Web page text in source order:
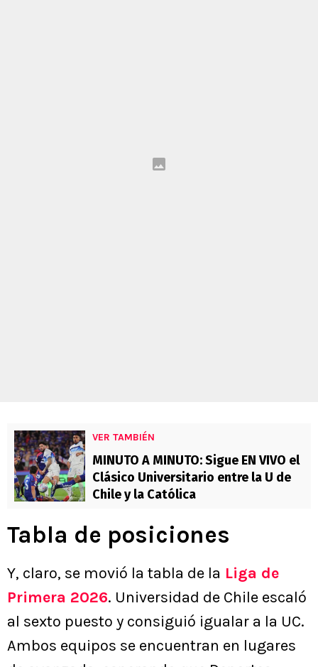
VER TAMBIÉN
MINUTO A MINUTO: Sigue EN VIVO el
Clásico Universitario entre la U de
Chile y la Católica
Tabla de posiciones
Y, claro, se movió la tabla de la Liga de
Primera 2026. Universidad de Chile escaló
al sexto puesto y consiguió igualar a la UC.
Ambos equipos se encuentran en lugares